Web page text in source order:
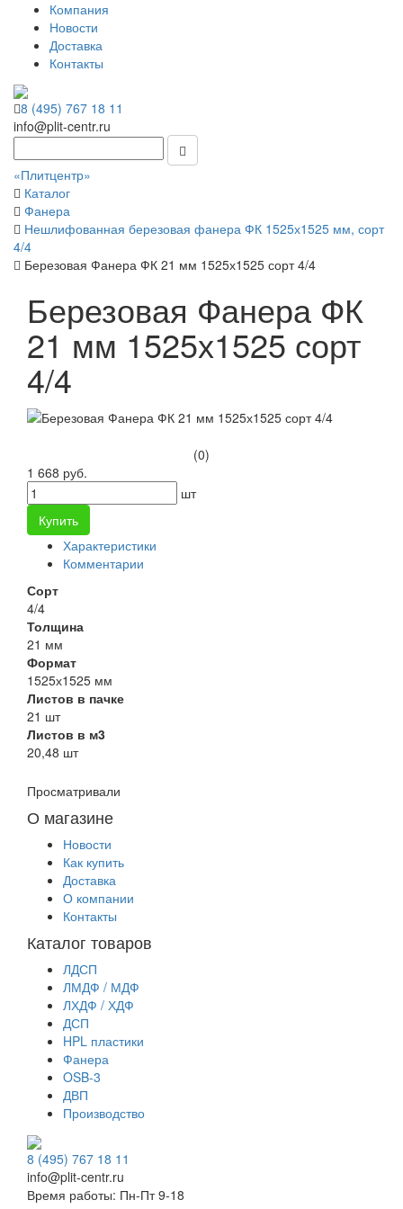
Компания
Новости
Доставка
Контакты
8 (495) 767 18 11
info@plit-centr.ru
«Плитцентр»
Каталог
Фанера
Нешлифованная березовая фанера ФК 1525х1525 мм, сорт
4/4
Березовая Фанера ФК 21 мм 1525х1525 сорт 4/4
Березовая Фанера ФК
21 мм 1525х1525 сорт
4/4
(0)
1 668 руб.
шт
Купить
Характеристики
Комментарии
Сорт
4/4
Толщина
21 мм
Формат
1525х1525 мм
Листов в пачке
21 шт
Листов в м3
20,48 шт
Просматривали
О магазине
Новости
Как купить
Доставка
О компании
Контакты
Каталог товаров
ЛДСП
ЛМДФ / МДФ
ЛХДФ / ХДФ
ДСП
HPL пластики
Фанера
OSB-3
ДВП
Производство
8 (495) 767 18 11
info@plit-centr.ru
Время работы: Пн-Пт 9-18